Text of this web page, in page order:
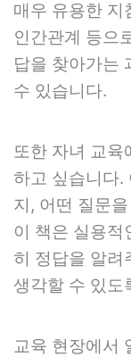
매우 유용한 지
인간관계 등으
답을 찾아가는
수 있습니다.
또한 자녀 교육
하고 싶습니다.
지, 어떤 질문
이 책은 실용적
히 정답을 알려
생각할 수 있도
교육 현장에서